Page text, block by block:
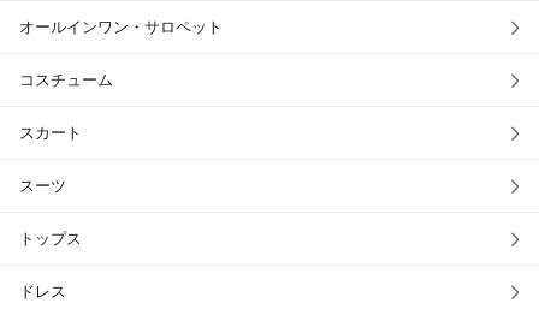
オールインワン・サロペット
コスチューム
スカート
スーツ
トップス
ドレス